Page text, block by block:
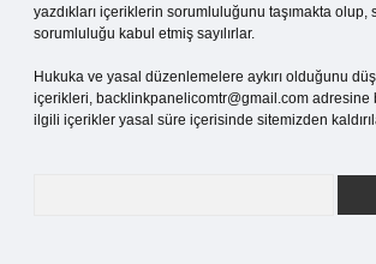
yazdıkları içeriklerin sorumluluğunu taşımakta olup,
sorumluluğu kabul etmiş sayılırlar.
Hukuka ve yasal düzenlemelere aykırı olduğunu
içerikleri, backlinkpanelicomtr@gmail.com adresine
ilgili içerikler yasal süre içerisinde sitemizden